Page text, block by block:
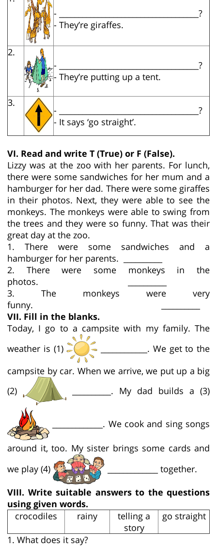
- ____________________________________?
- They’re giraffes.
2.
- ____________________________________?
- They’re putting up a tent.
3.
- ____________________________________?
- It says ‘go straight’.
VI. Read and write T (True) or F (False).
Lizzy was at the zoo with her parents. For lunch,
there were some sandwiches for her mum and a
hamburger for her dad. There were some giraffes
in their photos. Next, they were able to see the
monkeys. The monkeys were able to swing from
the trees and they were so funny. That was their
great day at the zoo.
1. There were some sandwiches and a
hamburger for her parents. __________
2. There were some monkeys in the
photos. __________
3. The monkeys were very
funny. __________
VII. Fill in the blanks.
Today, I go to a campsite with my family. The
weather is (1)
____________. We get to the
campsite by car. When we arrive, we put up a big
(2)
__________. My dad builds a (3)
_____________. We cook and sing songs
around it, too. My sister brings some cards and
we play (4)
_____________ together.
VIII. Write suitable answers to the questions
using given words.
crocodiles
rainy
telling a
story
go straight
1. What does it say?